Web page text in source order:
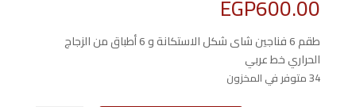
EGP600.00
طقم 6 فناجين شاى شكل الاستكانة و 6 أطباق من الزجاج
الحراري خط عربي
34 متوفر في المخزون